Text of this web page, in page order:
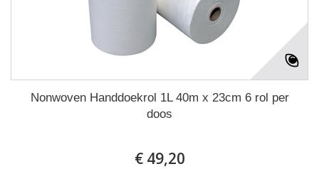
Nonwoven Handdoekrol 1L 40m x 23cm 6 rol per
doos
€ 49,20